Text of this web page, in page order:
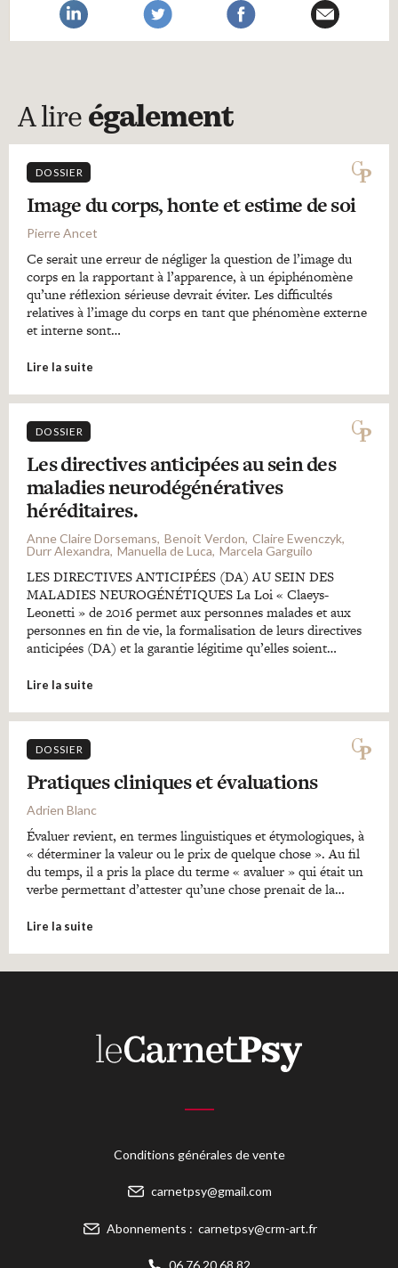
A lire également
DOSSIER
Image du corps, honte et estime de soi
Pierre Ancet
Ce serait une erreur de négliger la question de l’image du
corps en la rapportant à l’apparence, à un épiphénomène
qu’une réflexion sérieuse devrait éviter. Les difficultés
relatives à l’image du corps en tant que phénomène externe
et interne sont…
Lire la suite
DOSSIER
Les directives anticipées au sein des
maladies neurodégénératives
héréditaires.
Anne Claire Dorsemans Benoit Verdon Claire Ewenczyk
Durr Alexandra Manuella de Luca Marcela Garguilo
LES DIRECTIVES ANTICIPÉES (DA) AU SEIN DES
MALADIES NEUROGÉNÉTIQUES La Loi « Claeys-
Leonetti » de 2016 permet aux personnes malades et aux
personnes en fin de vie, la formalisation de leurs directives
anticipées (DA) et la garantie légitime qu’elles soient…
Lire la suite
DOSSIER
Pratiques cliniques et évaluations
Adrien Blanc
Évaluer revient, en termes linguistiques et étymologiques, à
« déterminer la valeur ou le prix de quelque chose ». Au fil
du temps, il a pris la place du terme « avaluer » qui était un
verbe permettant d’attester qu’une chose prenait de la…
Lire la suite
Conditions générales de vente
carnetpsy@gmail.com
Abonnements : carnetpsy@crm-art.fr
06 76 20 68 82